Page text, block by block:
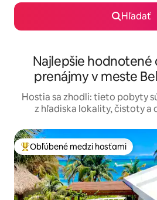
Hľadať
Najlepšie
prenájmy v meste
Hostia sa zhodli: tieto pobyty
z hľadiska lokality, čistoty a
Najobľúbenejšie medzi hosťami
Obľúbené medzi hosťami